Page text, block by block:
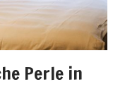
Perle in